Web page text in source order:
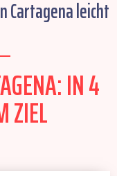
Cartagena leicht
IN 4
ZIEL